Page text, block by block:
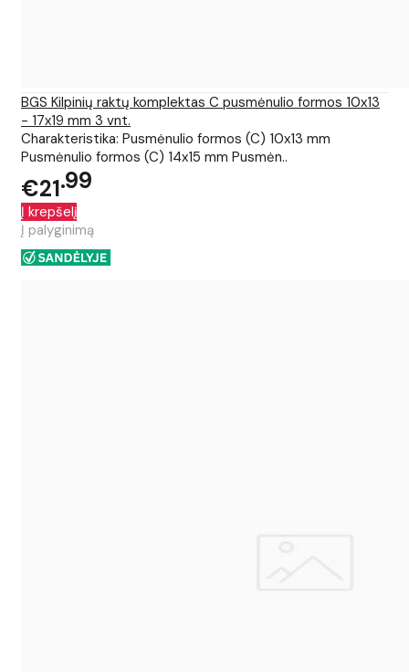
BGS Kilpinių raktų komplektas C pusmėnulio formos 10x13
- 17x19 mm 3 vnt.
Charakteristika: Pusmėnulio formos (C) 10x13 mm
Pusmėnulio formos (C) 14x15 mm Pusmėn..
€21 99
Į krepšelį
Į palyginimą